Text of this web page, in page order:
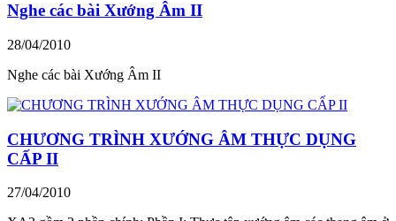
Nghe các bài Xướng Âm II
28/04/2010
Nghe các bài Xướng Âm II
CHƯƠNG TRÌNH XƯỚNG ÂM THỰC DỤNG
CẤP II
27/04/2010